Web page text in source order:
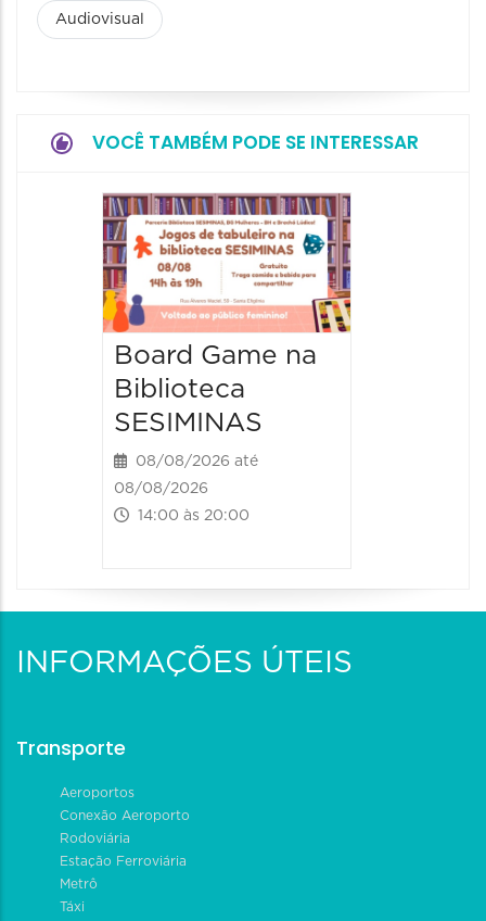
Audiovisual
VOCÊ TAMBÉM PODE SE INTERESSAR
Board Game na
Biblioteca
SESIMINAS
08/08/2026 até
08/08/2026
14:00 às 20:00
INFORMAÇÕES ÚTEIS
Transporte
Aeroportos
Conexão Aeroporto
Rodoviária
Estação Ferroviária
Metrô
Táxi